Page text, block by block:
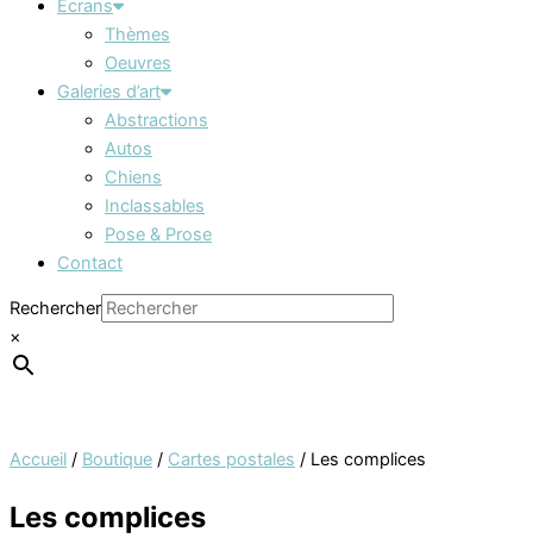
Écrans
Thèmes
Oeuvres
Galeries d’art
Abstractions
Autos
Chiens
Inclassables
Pose & Prose
Contact
Rechercher
×
Accueil / Boutique / Cartes postales / Les complices
Les complices